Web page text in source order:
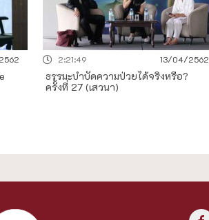
13/04/2562
2:21:49
ธรรมะบำบัดความป่วยได้จริงหรือ?
ครั้งที่ 27 (เสวนา)